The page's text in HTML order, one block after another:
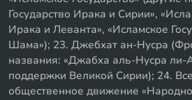
Государство Ирака и Сирии»,
Ирака и Леванта», «Исламское
Шама»); 23. Джебхат ан-Нусра
названия: «Джабха аль-Нусра
поддержки Великой Сирии); 24.
общественное движение